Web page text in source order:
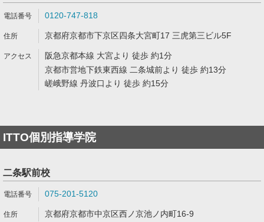
0120-747-818
京都府京都市下京区四条大宮町17 三虎第三ビル5F
阪急京都本線 大宮より 徒歩 約1分
京都市営地下鉄東西線 二条城前より 徒歩 約13分
嵯峨野線 丹波口より 徒歩 約15分
ITTO個別指導学院
二条駅前校
075-201-5120
京都府京都市中京区西ノ京池ノ内町16-9